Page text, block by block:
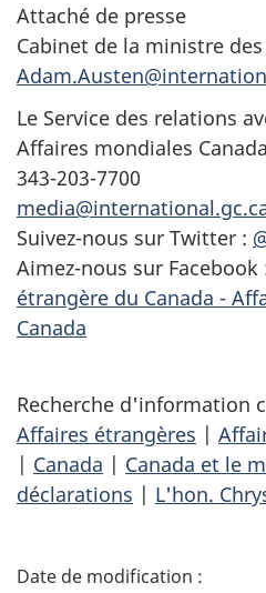
Attaché de presse
Cabinet de la ministre
Le Service des relations
Affaires mondiales Canada
343-203-7700
Suivez-nous sur Twitter :
Aimez-nous sur Facebook
étrangère du Canada -
Canada
Recherche d'information
Affaires étrangères |
| Canada | Canada et le
déclarations | L'hon.
D